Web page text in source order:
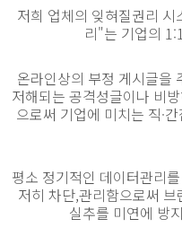
저희 업체의 잊혀질권리
리"는 기업의
온라인상의 부정 게시글을
저해되는 공격성글이나 비
으로써 기업에 미치는 직·
평소 정기적인 데이터관리
저히 차단,관리함으로써
실추를 미연에 방